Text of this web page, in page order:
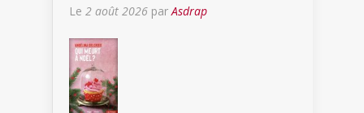
Le 2 août 2026 parAsdrap